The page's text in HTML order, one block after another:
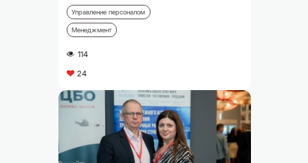
Управление персоналом
Менеджмент
A 114
C 24